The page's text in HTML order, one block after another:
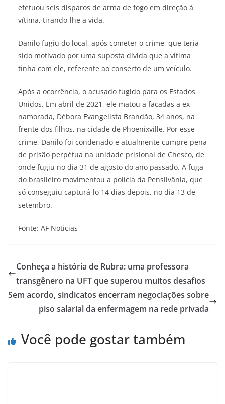
efetuou seis disparos de arma de fogo em direção à
vítima, tirando-lhe a vida.
Danilo fugiu do local, após cometer o crime, que teria
sido motivado por uma suposta dívida que a vítima
tinha com ele, referente ao conserto de um veículo.
Após a ocorrência, o acusado fugido para os Estados
Unidos. Em abril de 2021, ele matou a facadas a ex-
namorada, Débora Evangelista Brandão, 34 anos, na
frente dos filhos, na cidade de Phoenixville. Por esse
crime, Danilo foi condenado e atualmente cumpre pena
de prisão perpétua na unidade prisional de Chesco, de
onde fugiu no dia 31 de agosto do ano passado. A fuga
do brasileiro movimentou a polícia da Pensilvânia, que
só conseguiu capturá-lo 14 dias depois, no dia 13 de
setembro.
Fonte: AF Noticias
Conheça a história de Rubra: uma professora
transgênero na UFT que superou muitos desafios
Sem acordo, sindicatos encerram negociações sobre
piso salarial da enfermagem na rede privada
Você pode gostar também